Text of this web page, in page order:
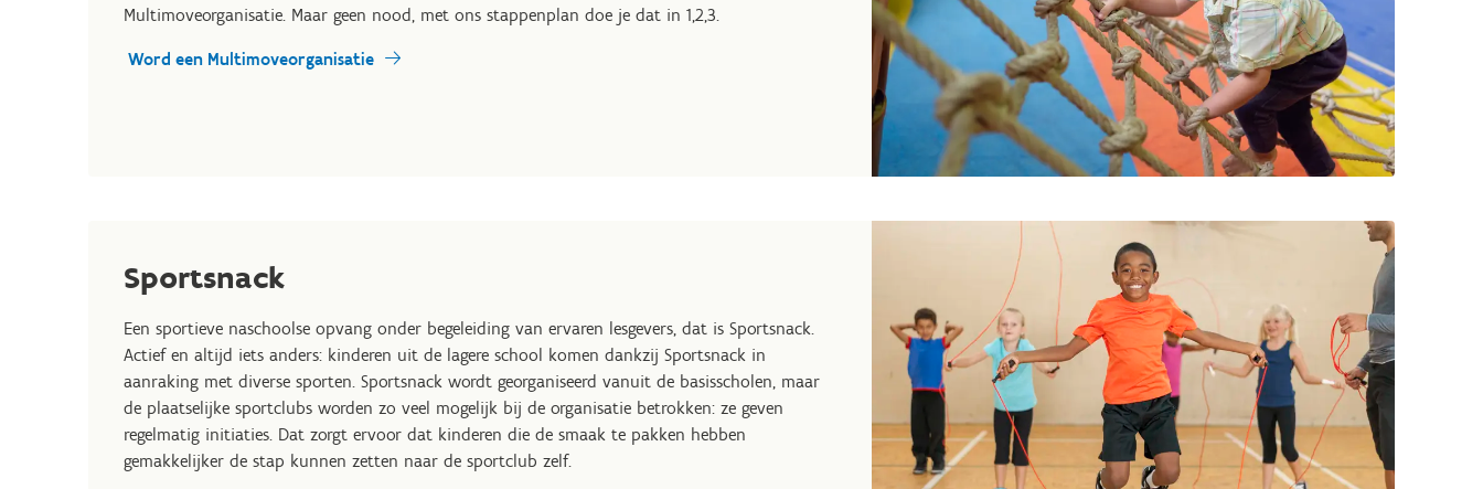
Multimoveorganisatie. Maar geen nood, met ons stappenplan doe je dat in 1,2,3.
Word een Multimoveorganisatie
Sportsnack
Een sportieve naschoolse opvang onder begeleiding van ervaren lesgevers, dat is Sportsnack.
Actief en altijd iets anders: kinderen uit de lagere school komen dankzij Sportsnack in
aanraking met diverse sporten. Sportsnack wordt georganiseerd vanuit de basisscholen, maar
de plaatselijke sportclubs worden zo veel mogelijk bij de organisatie betrokken: ze geven
regelmatig initiaties. Dat zorgt ervoor dat kinderen die de smaak te pakken hebben
gemakkelijker de stap kunnen zetten naar de sportclub zelf.